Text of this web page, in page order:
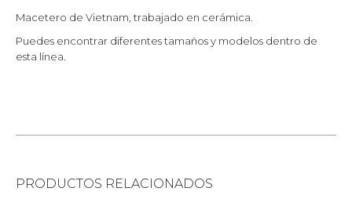
Macetero de Vietnam, trabajado en cerámica.
Puedes encontrar diferentes tamaños y modelos dentro de
esta línea.
PRODUCTOS RELACIONADOS